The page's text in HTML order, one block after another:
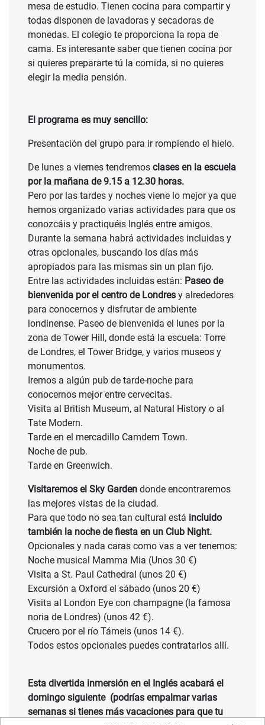
mesa de estudio. Tienen cocina para compartir y
todas disponen de lavadoras y secadoras de
monedas. El colegio te proporciona la ropa de
cama. Es interesante saber que tienen cocina por
si quieres prepararte tú la comida, si no quieres
elegir la media pensión.
El programa es muy sencillo:
Presentación del grupo para ir rompiendo el hielo.
De lunes a viernes tendremos clases en la escuela
por la mañana de 9.15 a 12.30 horas.
Pero por las tardes y noches viene lo mejor ya que
hemos organizado varias actividades para que os
conozcáis y practiquéis Inglés entre amigos.
Durante la semana habrá actividades incluidas y
otras opcionales, buscando los días más
apropiados para las mismas sin un plan fijo.
Entre las actividades incluidas están: Paseo de
bienvenida por el centro de Londres y alrededores
para conocernos y disfrutar de ambiente
londinense. Paseo de bienvenida el lunes por la
zona de Tower Hill, donde está la escuela: Torre
de Londres, el Tower Bridge, y varios museos y
monumentos.
Iremos a algún pub de tarde-noche para
conocernos mejor entre cervecitas.
Visita al British Museum, al Natural History o al
Tate Modern.
Tarde en el mercadillo Camdem Town.
Noche de pub.
Tarde en Greenwich.
Visitaremos el Sky Garden donde encontraremos
las mejores vistas de la ciudad.
Para que todo no sea tan cultural está incluido
también la noche de fiesta en un Club Night.
Opcionales y nada caras como vas a ver tenemos:
Noche musical Mamma Mia (Unos 30 €)
Visita a St. Paul Cathedral (unos 20 €)
Excursión a Oxford el sábado (unos 20 €)
Visita al London Eye con champagne (la famosa
noria de Londres) (unos 42 €).
Crucero por el río Támeis (unos 14 €).
Todos estos opcionales puedes contratarlos allí.
Esta divertida inmersión en el Inglés acabará el
domingo siguiente (podrías empalmar varias
semanas si tienes más vacaciones para que tu